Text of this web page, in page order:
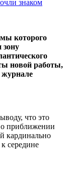
которого
зону
новой работы,
что это
о приближении
кардинально
середине